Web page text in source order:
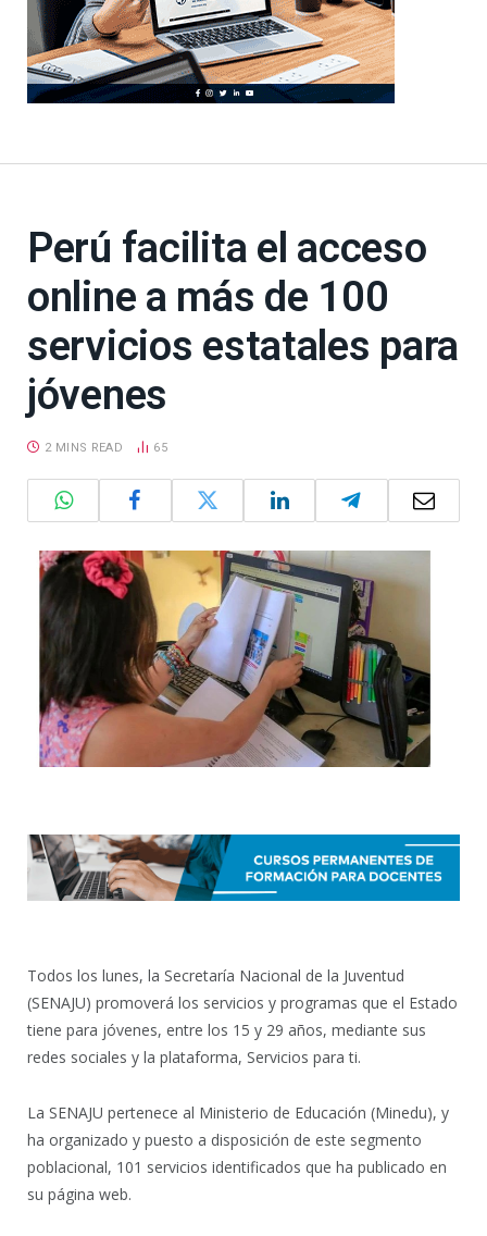
Perú facilita el acceso
online a más de 100
servicios estatales para
jóvenes
2 MINS READ 65
Todos los lunes, la Secretaría Nacional de la Juventud
(SENAJU) promoverá los servicios y programas que el Estado
tiene para jóvenes, entre los 15 y 29 años, mediante sus
redes sociales y la plataforma, Servicios para ti.
La SENAJU pertenece al Ministerio de Educación (Minedu), y
ha organizado y puesto a disposición de este segmento
poblacional, 101 servicios identificados que ha publicado en
su página web.